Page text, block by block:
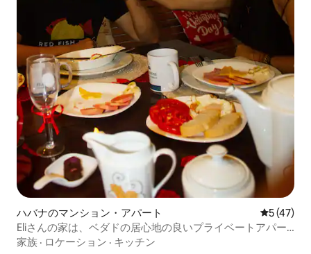
ハバナのマンション・アパート レビュー
5 (47)
Eliさんの家は、ベダドの居心地の良いプライベートアパー
トです
家族 · ロケーション · キッチン